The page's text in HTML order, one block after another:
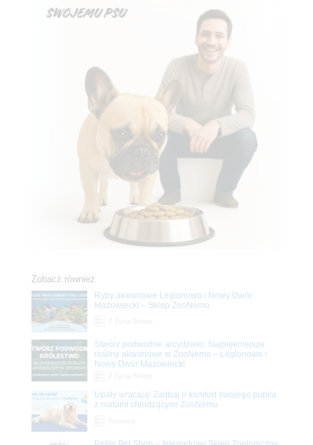
Zobacz również
Ryby akwariowe Legionowo i Nowy Dwór
Mazowiecki – Sklep ZooNemo
Stwórz podwodne arcydzieło: Najpiękniejsze
rośliny akwariowe w ZooNemo – Legionowo i
Nowy Dwór Mazowiecki
Upały wracają! Zadbaj o komfort swojego pupila
z matami chłodzącymi ZooNemo